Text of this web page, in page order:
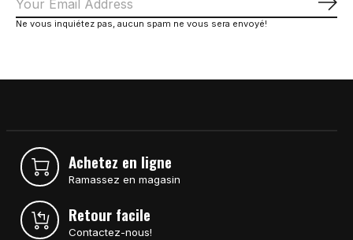
Ne vous inquiétez pas, aucun spam ne vous sera envoyé!
Achetez en ligne
Ramassez en magasin
Retour facile
Contactez-nous!